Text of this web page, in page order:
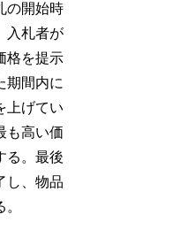
の開始時
入札者が
格を提示
期間内に
上げてい
も高い価
る。最後
し、物品